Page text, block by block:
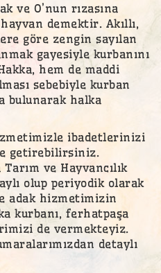
ve O’nun rızasına
demektir. Akıllı,
göre zengin sayılan
gayesiyle kurbanını
hem de maddi
sebebiyle kurban
bulunarak halka
ibadetlerinizi
getirebilirsiniz.
ve Hayvancılık
olup periyodik olarak
adak hizmetimizin
kurbanı, ferhatpaşa
de vermekteyiz.
detaylı